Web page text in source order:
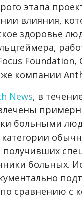
этапа
влияния,
здоровье
Foundation,
компании
News, в
больными
категории
получивших
больных.
сравнению с